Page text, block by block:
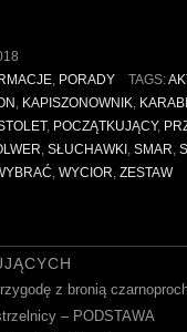
PORADY TAGS:
KAPISZONOWNIK
, POCZĄTKUJĄCY,
SŁUCHAWKI SMAR
WYCIOR ZESTAW
z bronią
– PODSTAWA